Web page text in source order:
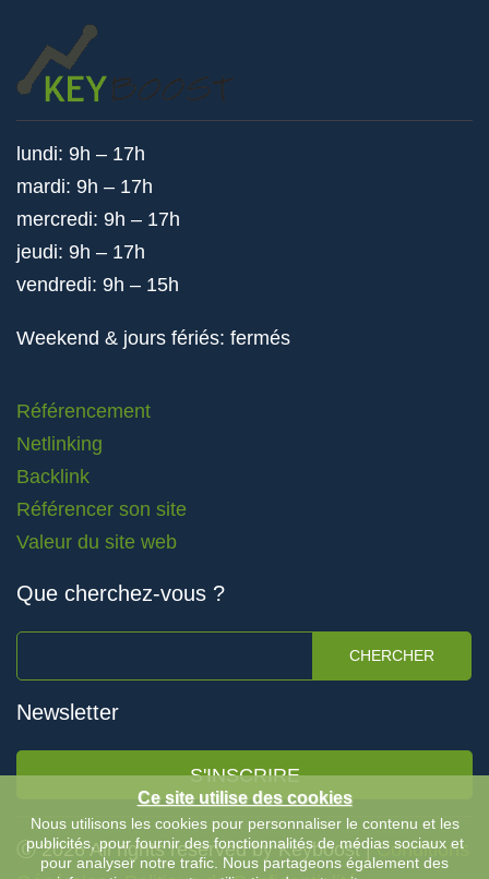
lundi: 9h – 17h
mardi: 9h – 17h
mercredi: 9h – 17h
jeudi: 9h – 17h
vendredi: 9h – 15h
Weekend & jours fériés: fermés
Référencement
Netlinking
Backlink
Référencer son site
Valeur du site web
Que cherchez-vous ?
CHERCHER
Newsletter
S'INSCRIRE
Ⓒ 2026 All rights reserved by Keyboost |Conditions
Ce site utilise des cookies
Nous utilisons les cookies pour personnaliser le contenu et les
publicités, pour fournir des fonctionnalités de médias sociaux et
pour analyser notre trafic. Nous partageons également des